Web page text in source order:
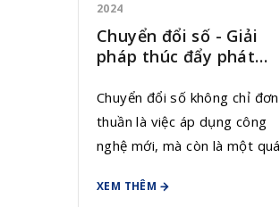
2024
Chuyển đổi số - Giải
pháp thúc đẩy phát
Chuyển đổi số không chỉ đơn
thuần là việc áp dụng công
nghệ mới, mà còn là một quá
thức tổ chức, quản lý và cung
XEM THÊM